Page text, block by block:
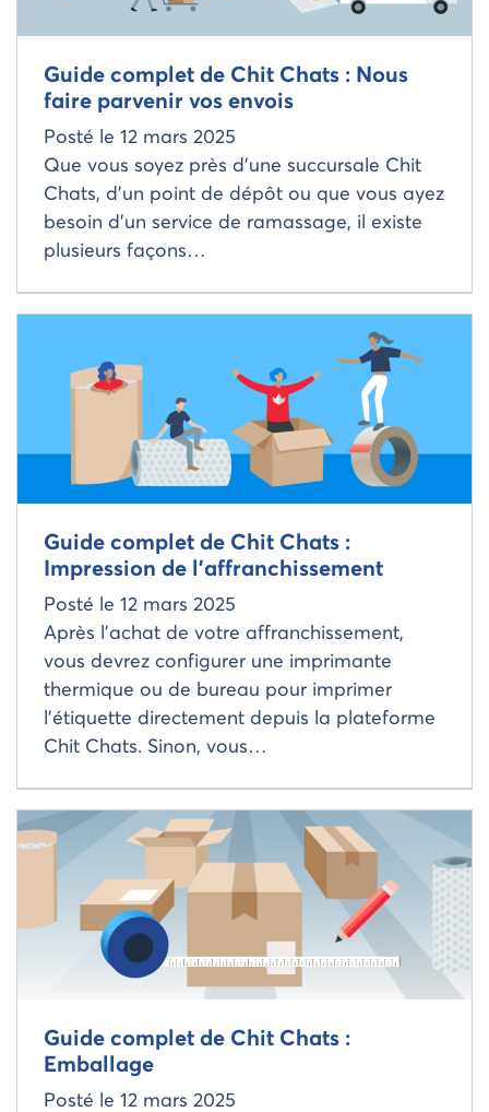
Guide complet de Chit Chats : Nous
faire parvenir vos envois
Posté le 12 mars 2025
Que vous soyez près d’une succursale Chit
Chats, d’un point de dépôt ou que vous ayez
besoin d’un service de ramassage, il existe
plusieurs façons…
Guide complet de Chit Chats :
Impression de l’affranchissement
Posté le 12 mars 2025
Après l’achat de votre affranchissement,
vous devrez configurer une imprimante
thermique ou de bureau pour imprimer
l’étiquette directement depuis la plateforme
Chit Chats. Sinon, vous…
Guide complet de Chit Chats :
Emballage
Posté le 12 mars 2025
Read more about